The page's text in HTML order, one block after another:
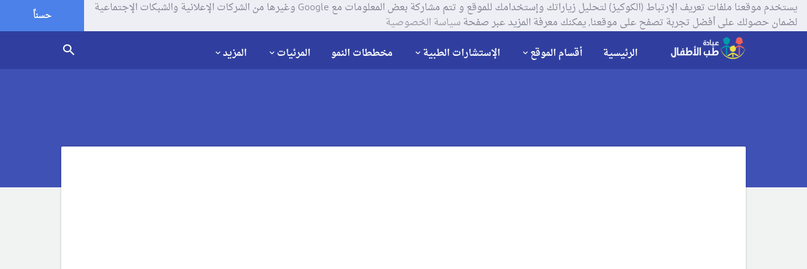
يستخدم موقعنا ملفات تعريف الإرتباط (الكوكيز) لتحليل زياراتك وإستخدامك للموقع و تتم مشاركة بعض المعلومات مع Google وغيرها من الشركات الإعلانية والشبكات الإجتماعية
لضمان حصولك على أفضل تجربة تصفح على موقعنا, يمكنك معرفة المزيد عبر صفحةسياسة الخصوصية حسناً
الرئيسية أقسام الموقع الإستشارات الطبية مخططات النمو المرئيات المزيد